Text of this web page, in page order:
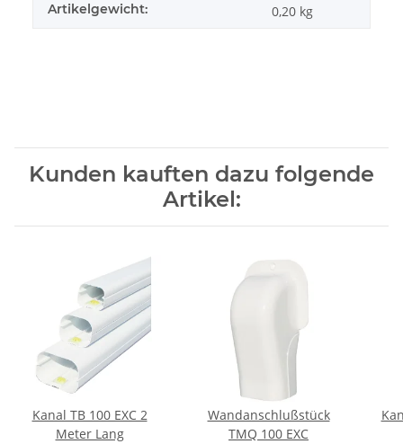
Artikelgewicht: 0,20 kg
Kunden kauften dazu folgende
Artikel:
Kanal TB 100 EXC 2
Meter Lang
Wandanschlußstück
TMQ 100 EXC